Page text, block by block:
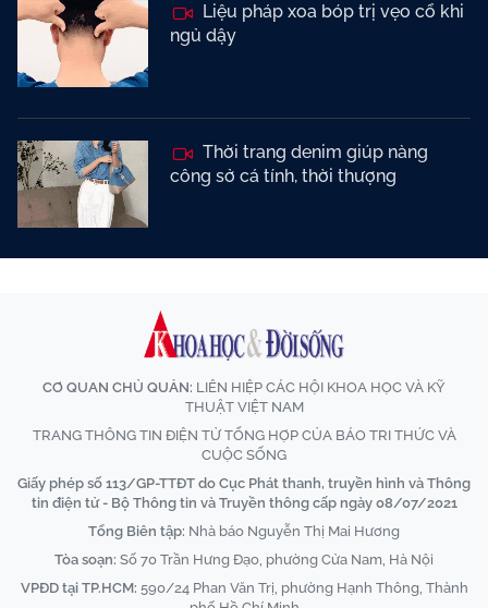
Liệu pháp xoa bóp trị vẹo cổ khi
ngủ dậy
Thời trang denim giúp nàng
công sở cá tính, thời thượng
CƠ QUAN CHỦ QUẢN: LIÊN HIỆP CÁC HỘI KHOA HỌC VÀ KỸ
THUẬT VIỆT NAM
TRANG THÔNG TIN ĐIỆN TỬ TỔNG HỢP CỦA BÁO TRI THỨC VÀ
CUỘC SỐNG
Giấy phép số 113/GP-TTĐT do Cục Phát thanh, truyền hình và Thông
tin điện tử - Bộ Thông tin và Truyền thông cấp ngày 08/07/2021
Tổng Biên tập: Nhà báo Nguyễn Thị Mai Hương
Tòa soạn: Số 70 Trần Hưng Đạo, phường Cửa Nam, Hà Nội
VPĐD tại TP.HCM: 590/24 Phan Văn Trị, phường Hạnh Thông, Thành